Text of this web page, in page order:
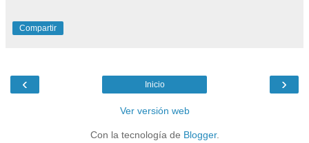
Compartir
‹ ›
Inicio
Ver versión web
Con la tecnología de Blogger.